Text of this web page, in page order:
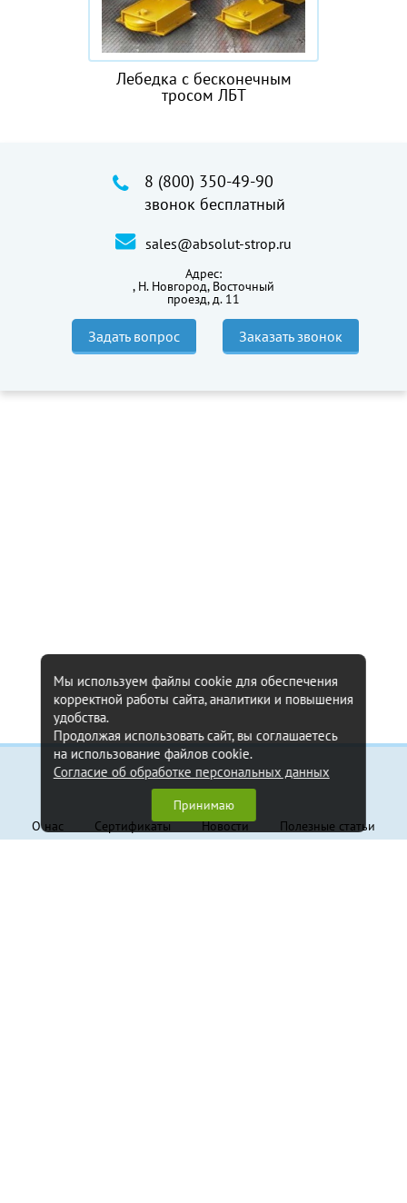
Лебедка с бесконечным
тросом ЛБТ
8 (800) 350-49-90
звонок бесплатный
sales@absolut-strop.ru
Адрес:
, Н. Новгород, Восточный
проезд, д. 11
Задать вопрос Заказать звонок
Информация
О нас Сертификаты Новости
Полезные статьи
Мы используем файлы cookie для обеспечения
корректной работы сайта, аналитики и повышения
удобства.
Продолжая использовать сайт, вы соглашаетесь
на использование файлов cookie.
Согласие об обработке персональных данных
Принимаю